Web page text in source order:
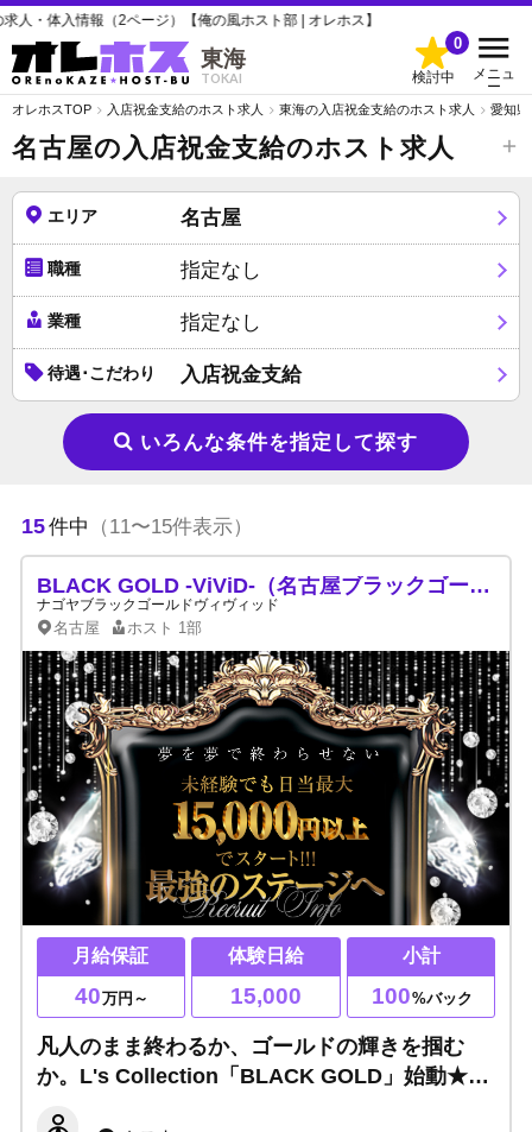
報（2ページ）【俺の風ホスト部 | オレホス】
東海
TOKAI 検討中
0
メニュ
ー
オレホスTOP 入店祝金支給のホスト求人 東海の入店祝金支給のホスト求人 愛知
名古屋の入店祝金支給のホスト求人
エリア 名古屋
職種 指定なし
業種 指定なし
待遇･こだわり 入店祝金支給
いろんな条件を指定して探す
15件中 （11〜15件表示）
BLACK GOLD -ViViD-（名古屋ブラックゴールドヴィヴィッド）
ナゴヤブラックゴールドヴィヴィッド
名古屋 ホスト 1部
月給保証
40万円～
体験日給
15,000
小計
100%バック
凡人のまま終わるか、ゴールドの輝きを掴む
か。L's Collection「BLACK GOLD」始動★小